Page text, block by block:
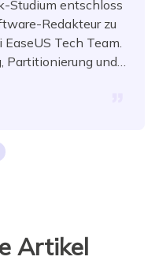
Studium entschloss
Redakteur zu
Tech Team.
Partitionierung und
Artikel